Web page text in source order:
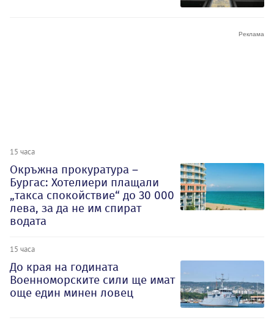
15 часа
Окръжна прокуратура –
Бургас: Хотелиери плащали
„такса спокойствие“ до 30 000
лева, за да не им спират
водата
15 часа
До края на годината
Военноморските сили ще имат
още един минен ловец